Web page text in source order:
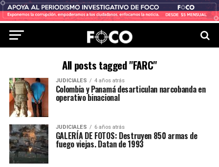
All posts tagged "FARC"
JUDICIALES 4 años atrás
Colombia y Panamá desarticulan narcobanda en
operativo binacional
JUDICIALES 6 años atrás
GALERÍA DE FOTOS: Destruyen 850 armas de
fuego viejas. Datan de 1993